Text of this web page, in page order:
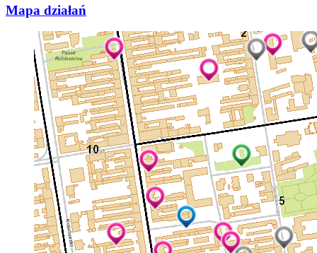
Mapa działań